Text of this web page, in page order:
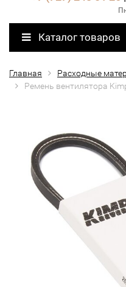
Каталог товаров
Главная Расходные
Ремень вентилятора